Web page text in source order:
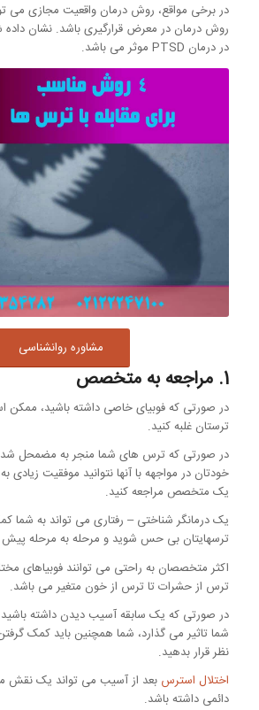
در برخی مواقع، روش درمان واقعیت مجازی می
روش درمان در معرض قرارگیری باشد. نشان
در درمان PTSD موثر می باشد.
مشاوره روانشناسی
1. مراجعه به متخصص
در صورتی که فوبیای خاصی داشته باشید، ممکن
ترستان غلبه کنید.
در صورتی که ترس های شما منجر به مضمحل
خودتان در مواجهه با آنها نتوانید موفقیت زیادی
یک متخصص مراجعه کنید.
یک درمانگر شناختی – رفتاری می تواند به شما
ترسهایتان بی حس شوید و مرحله به مرحله پیش
اکثر متخصصان به راحتی می توانند فوبیاهای
ترس از حشرات تا ترس از خون متغیر می باشد.
در صورتی که یک سابقه آسیب دیدن داشته
شما تاثیر می گذارد، شما همچنین باید کمک
نظر قرار بدهید.
اختلال استرس بعد از آسیب می تواند یک نقش
دائمی داشته باشد.